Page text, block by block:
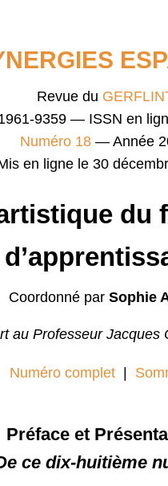
Revue du
9359 — ISSN en
Numéro 18— Année
en ligne le 30
du
Coordonné par Sophie
au Professeur Jacques
Numéro complet|
Préface et
ce dix-huitième